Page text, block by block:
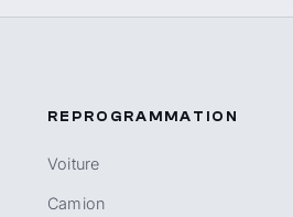
REPROGRAMMATION
Voiture
Camion